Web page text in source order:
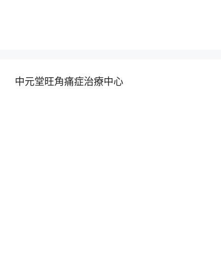
中元堂旺角痛症治療中心